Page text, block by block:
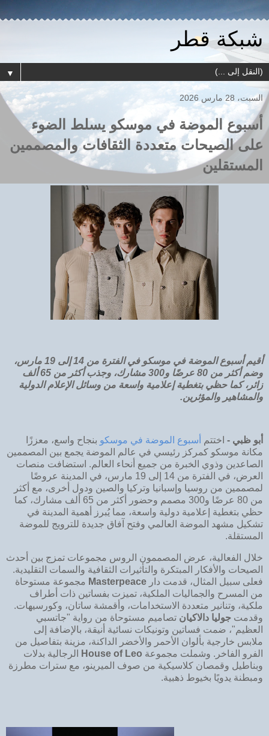
شبكة قطر
▼
السبت، 28 مارس 2026
أسبوع الموضة في موسكو يسلط الضوء
على الصيحات متعددة الثقافات والمصممين
المستقلين
أقيم أسبوع الموضة في موسكو في الفترة من 14 إلى 19 مارس،
وضم أكثر من 80 عرضًا و300 مشارك، وجذب أكثر من 65 ألف
زائر، كما حظي بتغطية إعلامية واسعة من وسائل الإعلام الدولية
والمشاهير والمؤثرين.
أبو ظبي - اختتم أسبوع الموضة في موسكو بنجاح واسع، معززًا
مكانة موسكو كمركز رئيسي في عالم الموضة يجمع بين المصممين
الصاعدين وذوي الخبرة من جميع أنحاء العالم. استضافت منصات
العرض، في الفترة من 14 إلى 19 مارس، في المدينة عروضًا
لمصممين من روسيا وإسبانيا وتركيا والصين ودول أخرى، مع أكثر
من 80 عرضًا و300 مصمم وحضور أكثر من 65 ألف مشارك، كما
حظي بتغطية إعلامية دولية واسعة، مما يُبرز أهمية المدينة في
تشكيل مشهد الموضة العالمي وفتح آفاق جديدة للترويج للموضة
المستقلة.
خلال الفعالية، عرض المصممون الروس مجموعات تمزج بين أحدث
الصيحات والأفكار المبتكرة والتأثيرات الثقافية والسمات التقليدية.
فعلى سبيل المثال، قدمت دار Masterpeace مجموعة مستوحاة
من المسرح والجماليات الملكية، تميزت بفساتين ذات أطراف
ملكية، وتنانير متعددة الاستخدامات، وأقمشة ساتان، وكورسيهات.
وقدمت جوليا دالاكيان تصاميم مستوحاة من رواية "جاتسبي
العظيم"، ضمت فساتين وتونيكات نسائية أنيقة، بالإضافة إلى
ملابس خارجية بألوان الأحمر والأخضر الداكنة، مزينة بتفاصيل من
الفرو الفاخر. وشملت مجموعة House of Leo
الرجالية بدلات
وبناطيل وقمصان كلاسيكية من صوف الميرينو، مع سترات مطرزة
ومبطنة يدويًا بخيوط ذهبية.